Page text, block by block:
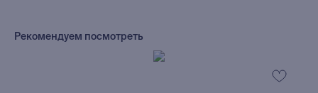
Рекомендуем посмотреть